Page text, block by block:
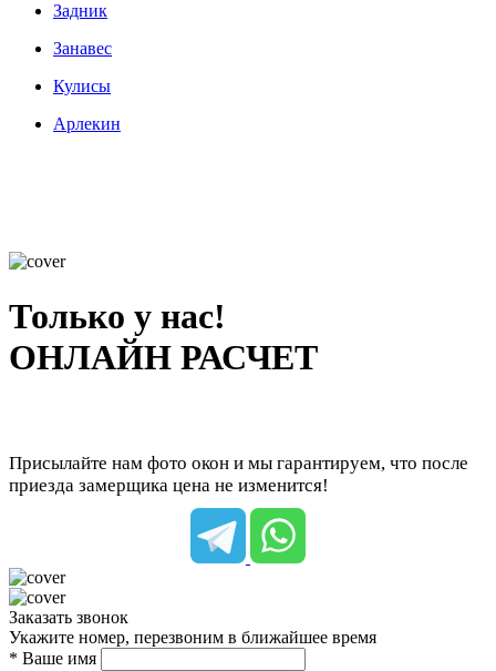
Задник
Занавес
Кулисы
Арлекин
Только у нас!
ОНЛАЙН РАСЧЕТ
Присылайте нам фото окон и мы гарантируем, что после
приезда замерщика цена не изменится!
Заказать звонок
Укажите номер, перезвоним в ближайшее время
* Ваше имя